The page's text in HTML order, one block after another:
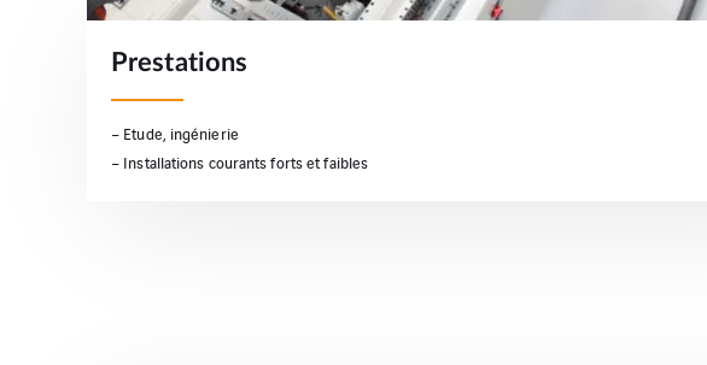
Prestations
– Etude, ingénierie
– Installations courants forts et faibles